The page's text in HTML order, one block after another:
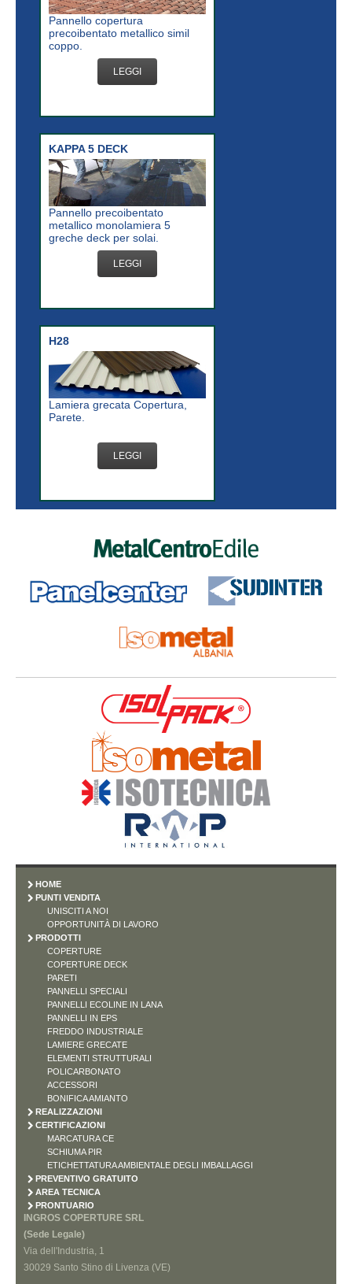
Pannello copertura
precoibentato metallico simil
coppo.
LEGGI
KAPPA 5 DECK
Pannello precoibentato
metallico monolamiera 5
greche deck per solai.
LEGGI
H28
Lamiera grecata Copertura,
Parete.
LEGGI
HOME
PUNTI VENDITA
UNISCITI A NOI
OPPORTUNITÀ DI LAVORO
PRODOTTI
COPERTURE
COPERTURE DECK
PARETI
PANNELLI SPECIALI
PANNELLI ECOLINE IN LANA
PANNELLI IN EPS
FREDDO INDUSTRIALE
LAMIERE GRECATE
ELEMENTI STRUTTURALI
POLICARBONATO
ACCESSORI
BONIFICA AMIANTO
REALIZZAZIONI
CERTIFICAZIONI
MARCATURA CE
SCHIUMA PIR
ETICHETTATURA AMBIENTALE DEGLI IMBALLAGGI
PREVENTIVO GRATUITO
AREA TECNICA
PRONTUARIO
INGROS COPERTURE SRL
(Sede Legale)
Via dell'Industria, 1
30029 Santo Stino di Livenza (VE)